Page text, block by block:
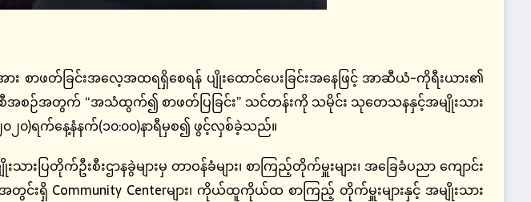
ဖတ်ခြင်းအလေ့အထရရှိစေရန် ပျိုးထောင်ပေးခြင်းအနေဖြင့် အာဆီယံ-ကိုရီးယား၏
အစဉ်အတွက် “အသံထွက်၍ စာဖတ်ပြခြင်း” သင်တန်းကို သမိုင်း သုတေသနနှင့်အမျိုးသား
၂၀)ရက်နေ့နံနက်(၁၀:၀၀)နာရီမှစ၍ ဖွင့်လှစ်ခဲ့သည်။
ဦးစီးဌာနခွဲများမှ တာဝန်ခံများ၊ စာကြည့်တိုက်မှူးများ၊ အခြေခံပညာ ကျောင်း
အတွင်းရှိ Community Centerများ၊ ကိုယ်ထူကိုယ်ထ စာကြည့် တိုက်မှူးများနှင့် အမျိုးသား